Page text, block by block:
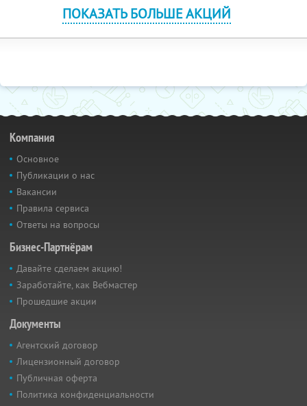
ПОКАЗАТЬ БОЛЬШЕ АКЦИЙ
Компания
Основное
Публикации о нас
Вакансии
Правила сервиса
Ответы на вопросы
Бизнес-Партнёрам
Давайте сделаем акцию!
Заработайте, как Вебмастер
Прошедшие акции
Документы
Агентский договор
Лицензионный договор
Публичная оферта
Политика конфиденциальности